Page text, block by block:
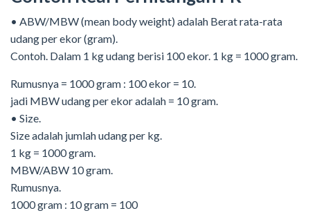
• ABW/MBW (mean body weight) adalah Berat rata-rata
udang per ekor (gram).
Contoh. Dalam 1 kg udang berisi 100 ekor. 1 kg = 1000 gram.
Rumusnya = 1000 gram : 100 ekor = 10.
jadi MBW udang per ekor adalah = 10 gram.
• Size.
Size adalah jumlah udang per kg.
1 kg = 1000 gram.
MBW/ABW 10 gram.
Rumusnya.
1000 gram : 10 gram = 100